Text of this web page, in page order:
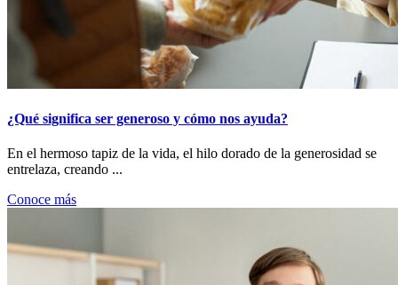
¿Qué significa ser generoso y cómo nos ayuda?
En el hermoso tapiz de la vida, el hilo dorado de la generosidad se
entrelaza, creando ...
Conoce más